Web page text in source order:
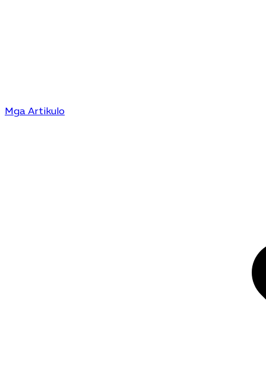
Mga Artikulo